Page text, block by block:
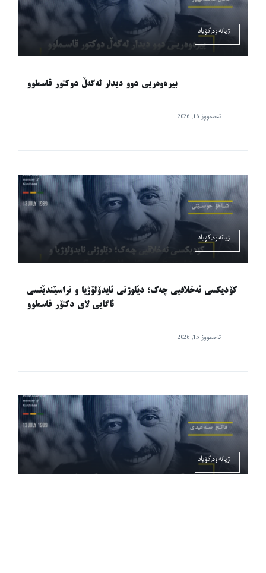
ژیانەوە,کۆیاد
بیرەوەریی دوو دیدار لەگەڵ دوکتور قاسملوو
تەممووز 16, 2026
ژیانەوە,کۆیاد
کۆدیکسی ئەخلاقیی چەک؛ دێلوژنی ئایدۆلۆژیا و تراسێندێنسی
ئاگایی لای دکتۆر قاسملوو
تەممووز 15, 2026
ژیانەوە,کۆیاد